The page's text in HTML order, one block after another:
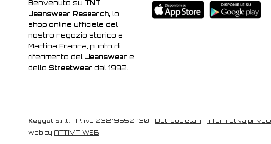
Benvenuto su TNT
Jeanswear Research, lo
shop online ufficiale del
nostro negozio storico a
Martina Franca, punto di
riferimento del Jeanswear e
dello Streetwear dal 1992.
Keggol s.r.l. - P. iva 03219650730 - Dati societari - Informativa
web by ATTIVA WEB